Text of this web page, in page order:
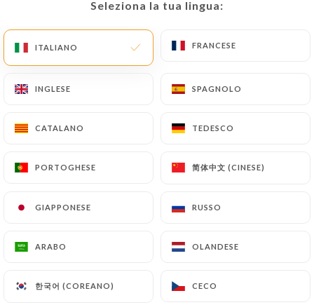
Seleziona la tua lingua:
ITALIANO FRANCESE
INGLESE SPAGNOLO
CATALANO TEDESCO
PORTOGHESE 简体中文 (CINESE)
GIAPPONESE RUSSO
ARABO OLANDESE
한국어 (COREANO) CECO
Seleziona la tua lingua:
ITALIANO FRANCESE
INGLESE SPAGNOLO
CATALANO TEDESCO
PORTOGHESE 简体中文 (CINESE)
GIAPPONESE RUSSO
ARABO OLANDESE
한국어 (COREANO) CECO